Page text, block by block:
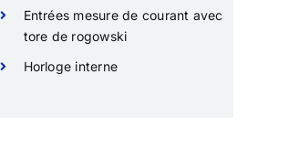
Entrées mesure de courant avec
tore de rogowski
Horloge interne